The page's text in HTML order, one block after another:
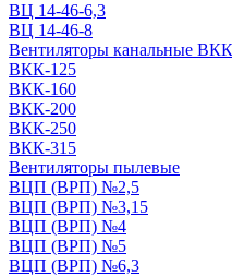
ВЦ 14-46-6,3
ВЦ 14-46-8
Вентиляторы канальные ВКК
ВКК-125
ВКК-160
ВКК-200
ВКК-250
ВКК-315
Вентиляторы пылевые
ВЦП (ВРП) №2,5
ВЦП (ВРП) №3,15
ВЦП (ВРП) №4
ВЦП (ВРП) №5
ВЦП (ВРП) №6,3